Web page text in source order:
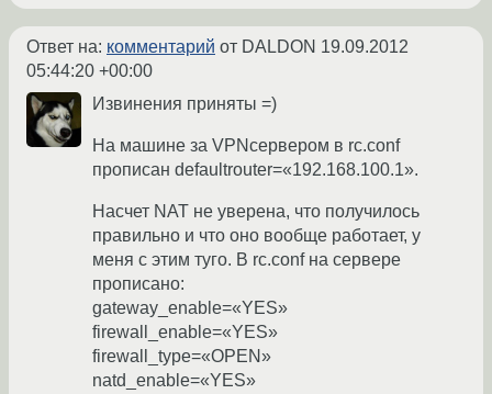
Ответ на: комментарий от DALDON 19.09.2012
05:44:20 +00:00
Извинения приняты =)
На машине за VPNсервером в rc.conf
прописан defaultrouter=«192.168.100.1».
Насчет NAT не уверена, что получилось
правильно и что оно вообще работает, у
меня с этим туго. В rc.conf на сервере
прописано:
gateway_enable=«YES»
firewall_enable=«YES»
firewall_type=«OPEN»
natd_enable=«YES»